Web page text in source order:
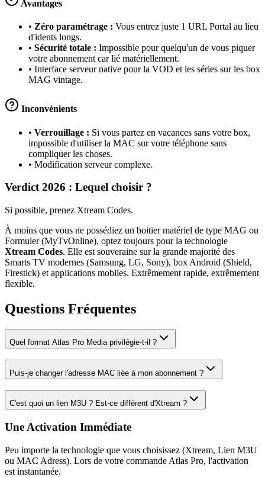
Avantages
• Zéro paramétrage : Vous entrez juste 1 URL Portal au lieu
d'idents longs.
• Sécurité totale : Impossible pour quelqu'un de vous piquer
votre abonnement car lié matériellement.
• Interface serveur native pour la VOD et les séries sur les box
MAG vintage.
Inconvénients
• Verrouillage : Si vous partez en vacances sans votre box,
impossible d'utiliser la MAC sur votre téléphone sans
compliquer les choses.
• Modification serveur complexe.
Verdict 2026 : Lequel choisir ?
Si possible, prenez Xtream Codes.
À moins que vous ne possédiez un boitier matériel de type MAG ou
Formuler (MyTvOnline), optez toujours pour la technologie
Xtream Codes. Elle est souveraine sur la grande majorité des
Smarts TV modernes (Samsung, LG, Sony), box Android (Shield,
Firestick) et applications mobiles. Extrêmement rapide, extrêmement
flexible.
Questions Fréquentes
Quel format Atlas Pro Media privilégie-t-il ?
Puis-je changer l'adresse MAC liée à mon abonnement ?
C'est quoi un lien M3U ? Est-ce différent d'Xtream ?
Une Activation Immédiate
Peu importe la technologie que vous choisissez (Xtream, Lien M3U
ou MAC Adress). Lors de votre commande Atlas Pro, l'activation
est instantanée.